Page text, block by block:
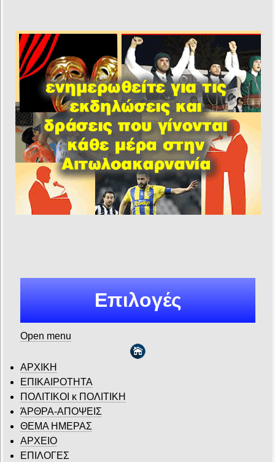
Επιλογές
Open menu
ΑΡΧΙΚΗ
ΕΠΙΚΑΙΡΟΤΗΤΑ
ΠΟΛΙΤΙΚΟΙ κ ΠΟΛΙΤΙΚΗ
ΆΡΘΡΑ-ΑΠΟΨΕΙΣ
ΘΕΜΑ ΗΜΕΡΑΣ
ΑΡΧΕΙΟ
ΕΠΙΛΟΓΕΣ